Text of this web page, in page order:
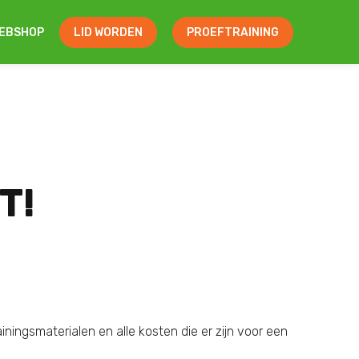
LID WORDEN PROEFTRAINING
en alle kosten die er zijn voor een